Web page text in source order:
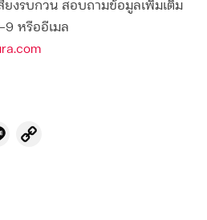
ยงรบกวน สอบถามข้อมูลเพิ่มเติม
9 หรืออีเมล
Line